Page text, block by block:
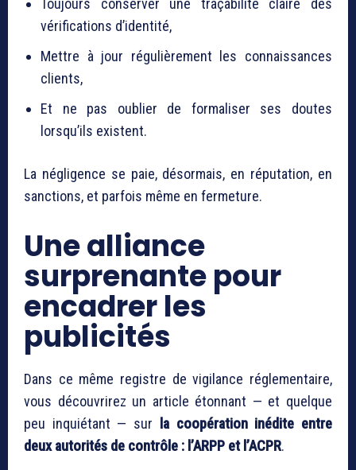
vérifications d’identité,
Mettre à jour régulièrement les connaissances
clients,
Et ne pas oublier de formaliser ses doutes
lorsqu’ils existent.
La négligence se paie, désormais, en réputation, en
sanctions, et parfois même en fermeture.
Une alliance
surprenante pour
encadrer les
publicités
Dans ce même registre de vigilance réglementaire,
vous découvrirez un article étonnant — et quelque
peu inquiétant — sur la coopération inédite entre
deux autorités de contrôle : l’ARPP et l’ACPR.